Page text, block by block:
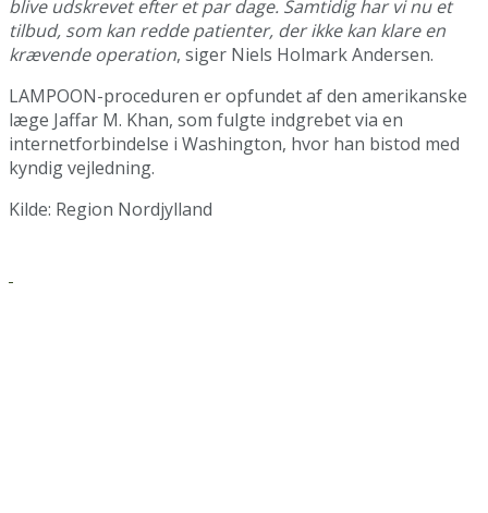
blive udskrevet efter et par dage. Samtidig har vi nu et
tilbud, som kan redde patienter, der ikke kan klare en
krævende operation, siger Niels Holmark Andersen.
LAMPOON-proceduren er opfundet af den amerikanske
læge Jaffar M. Khan, som fulgte indgrebet via en
internetforbindelse i Washington, hvor han bistod med
kyndig vejledning.
Kilde: Region Nordjylland